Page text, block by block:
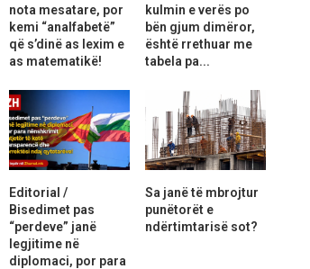
nota mesatare, por
kemi “analfabetë”
që s’dinë as lexim e
as matematikë!
kulmin e verës po
bën gjum dimëror,
është rrethuar me
tabela pa...
Editorial /
Bisedimet pas
“perdeve” janë
legjitime në
diplomaci, por para
Sa janë të mbrojtur
punëtorët e
ndërtimtarisë sot?